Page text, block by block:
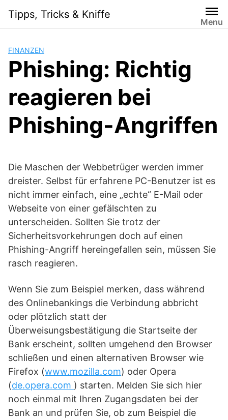
content
Tipps, Tricks & Kniffe
Menu
FINANZEN
Phishing: Richtig
reagieren bei
Phishing-Angriffen
Die Maschen der Webbetrüger werden immer
dreister. Selbst für erfahrene PC-Benutzer ist es
nicht immer einfach, eine „echte“ E-Mail oder
Webseite von einer gefälschten zu
unterscheiden. Sollten Sie trotz der
Sicherheitsvorkehrungen doch auf einen
Phishing-Angriff hereingefallen sein, müssen Sie
rasch reagieren.
Wenn Sie zum Beispiel merken, dass während
des Onlinebankings die Verbindung abbricht
oder plötzlich statt der
Überweisungsbestätigung die Startseite der
Bank erscheint, sollten umgehend den Browser
schließen und einen alternativen Browser wie
Firefox (www.mozilla.com) oder Opera
(de.opera.com ) starten. Melden Sie sich hier
noch einmal mit Ihren Zugangsdaten bei der
Bank an und prüfen Sie, ob zum Beispiel die